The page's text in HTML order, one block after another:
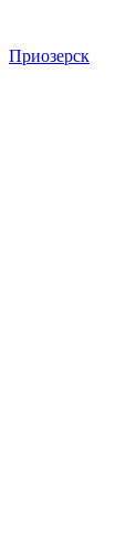
Приозерск